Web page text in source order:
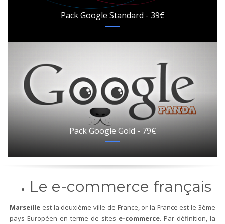
Pack Google Standard - 39€
Pack Google Gold - 79€
Le e-commerce français
Marseille est la deuxième ville de France, or la France est le 3ème
pays Européen en terme de sites e-commerce. Par définition, la